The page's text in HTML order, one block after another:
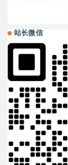
站长微信